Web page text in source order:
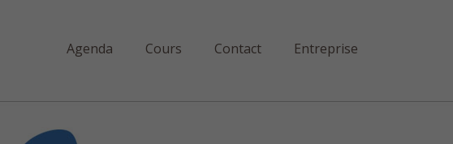
Agenda Cours Contact Entreprise